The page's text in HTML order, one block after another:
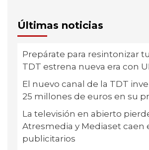
Últimas noticias
Prepárate para resintonizar
TDT estrena nueva era con
El nuevo canal de la TDT
25 millones de euros en su
La televisión en abierto
Atresmedia y Mediaset caen
publicitarios